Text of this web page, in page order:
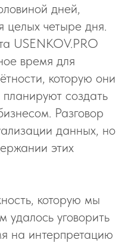
дней,
целых четыре дня.
USENKOV.PRO
время для
которую они
создать
Разговор
данных, но
этих
которую мы
удалось уговорить
на интерпретацию